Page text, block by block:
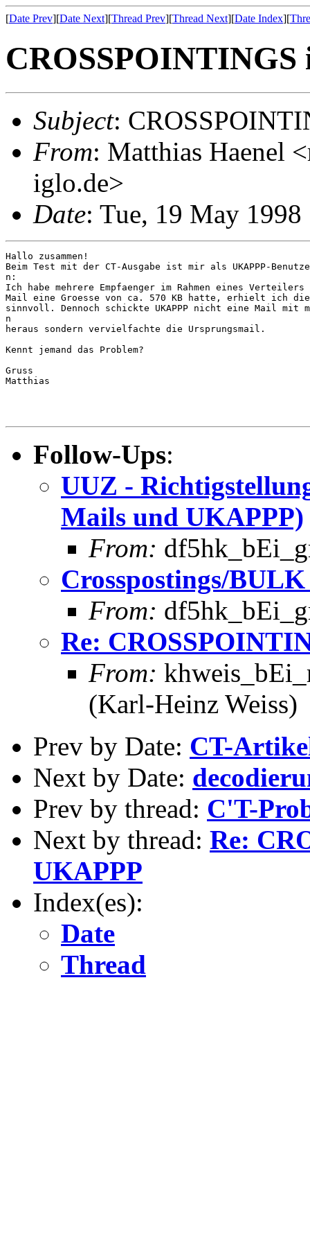
[Date Prev][Date Next][Thread Prev][Thread Next][Date Index][
Subject:
From: Matthias Haenel
iglo.de>
Date: Tue, 19 May
Hallo zusammen!
Beim Test mit der CT-Ausgabe ist mir als UKAPPP-
n:
Ich habe mehrere Empfaenger im Rahmen eines Verteilers
Mail eine Groesse von ca. 570 KB hatte, erhielt ich
sinnvoll. Dennoch schickte UKAPPP nicht eine Mail mit
n
heraus sondern vervielfachte die Ursprungsmail.
Kennt jemand das Problem?
Gruss
Matthias
Follow-Ups:
UUZ -
Mails und UKAPPP)
From:
Crosspostings/
From:
Re:
From:
(Karl-Heinz Weiss)
Prev by Date: CT-
Next by Date:
Prev by thread: C'T-
Next by thread: Re:
UKAPPP
Index(es):
Date
Thread